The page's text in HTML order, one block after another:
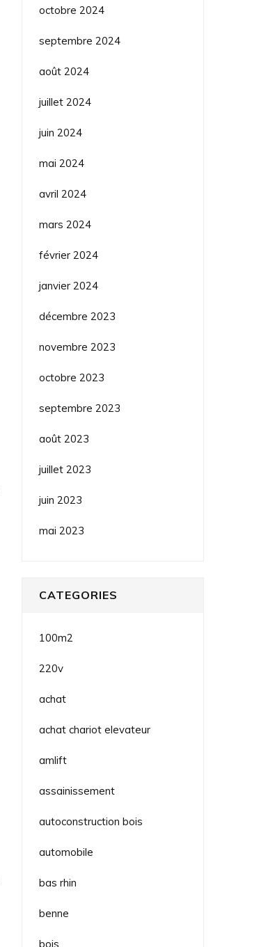
octobre 2024
septembre 2024
août 2024
juillet 2024
juin 2024
mai 2024
avril 2024
mars 2024
février 2024
janvier 2024
décembre 2023
novembre 2023
octobre 2023
septembre 2023
août 2023
juillet 2023
juin 2023
mai 2023
CATEGORIES
100m2
220v
achat
achat chariot elevateur
amlift
assainissement
autoconstruction bois
automobile
bas rhin
benne
bois